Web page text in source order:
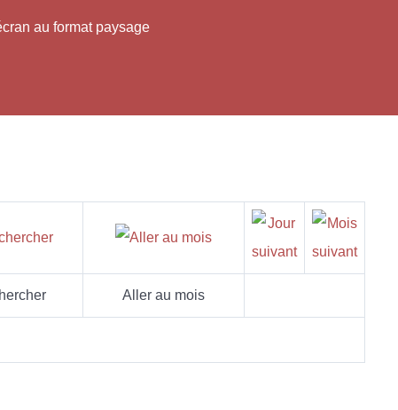
au format paysage
Aller au mois